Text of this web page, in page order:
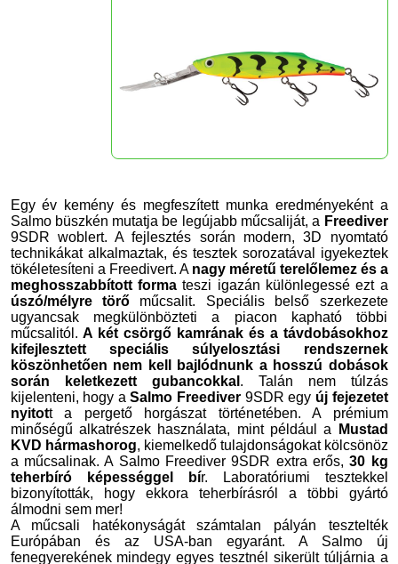
Egy év kemény és megfeszített munka eredményeként a
Salmo büszkén mutatja be legújabb műcsaliját, a Freediver
9SDR woblert. A fejlesztés során modern, 3D nyomtató
technikákat alkalmaztak, és tesztek sorozatával igyekeztek
tökéletesíteni a Freedivert. A nagy méretű terelőlemez és a
meghosszabbított formateszi igazán különlegessé ezt a
úszó/mélyre törő műcsalit. Speciális belső szerkezete
ugyancsak megkülönbözteti a piacon kapható többi
műcsalitól.A két csörgő kamrának és a távdobásokhoz
kifejlesztett speciális súlyelosztási rendszernek
köszönhetően nem kell bajlódnunk a hosszú dobások
során keletkezett gubancokkal . Talán nem túlzás
kijelenteni, hogy aSalmo Freediver 9SDR egy új fejezetet
nyitott a pergető horgászat történetében. A prémium
minőségű alkatrészek használata, mint például a
Mustad
KVD hármashorog, kiemelkedő tulajdonságokat kölcsönöz
a műcsalinak. A Salmo Freediver 9SDR extra erős, 30 kg
teherbíró képességgel bír. Laboratóriumi tesztekkel
bizonyították, hogy ekkora teherbírásról a többi gyártó
álmodni sem mer!
A műcsali hatékonyságát számtalan pályán tesztelték
Európában és az USA-ban egyaránt. A Salmo új
fenegyerekének mindegy egyes tesztnél sikerült túljárnia a